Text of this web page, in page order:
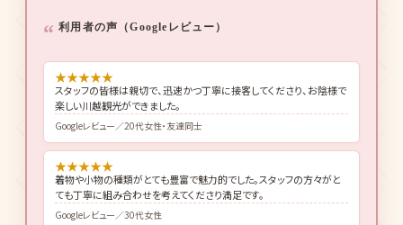
利用者の声（Googleレビュー）
★★★★★
スタッフの皆様は親切で、迅速かつ丁寧に接客してくださり、お陰様で
楽しい川越観光ができました。
Googleレビュー／20代女性・友達同士
★★★★★
着物や小物の種類がとても豊富で魅力的でした。スタッフの方々がと
ても丁寧に組み合わせを考えてくださり満足です。
Googleレビュー／30代女性